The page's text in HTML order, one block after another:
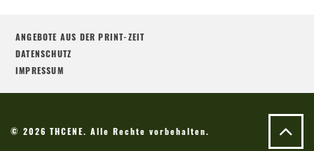
ANGEBOTE AUS DER PRINT-ZEIT
DATENSCHUTZ
IMPRESSUM
© 2026 THCENE. Alle Rechte vorbehalten.